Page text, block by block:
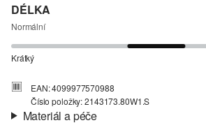
DÉLKA
Normální
Krátký
EAN: 4099977570988
Číslo položky: 2143173.80W1.S
Materiál a péče